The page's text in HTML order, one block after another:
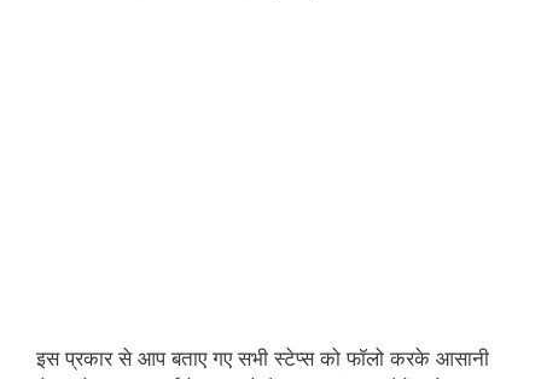
इस प्रकार से आप बताए गए सभी स्टेप्स को फॉलो करके आसानी